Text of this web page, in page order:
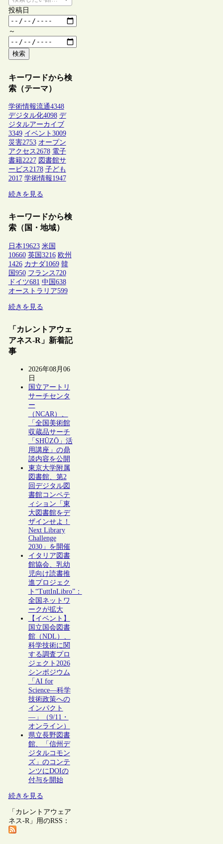
投稿日
～
検索
キーワードから検
索（テーマ）
学術情報流通4348
デジタル化4098 デ
ジタルアーカイブ
3349 イベント 3009
災害2753 オープン
アクセス2678 電子
書籍2227 図書館サ
ービス2178 子ども
2017 学術情報1947
続きを見る
キーワードから検
索（国・地域）
日本19623 米国
10660 英国 3216 欧州
1426 カナダ1069 韓
国 950 フランス 720
ドイツ681 中国 638
オーストラリア599
続きを見る
「カレントアウェ
アネス-R」新着記
事
2026年08月06
日
国立アートリ
サーチセンタ
ー
（NCAR）、
「全国美術館
収蔵品サーチ
「SHŪZŌ」活
用講座」の鼎
談内容を公開
東京大学附属
図書館、第2
回デジタル図
書館コンペテ
ィション「東
大図書館をデ
ザインせよ！
Next Library
Challenge
2030」を開催
イタリア図書
館協会、乳幼
児向け読書推
進プロジェク
ト“TuttInLibro”：
全国ネットワ
ークが拡大
【イベント】
国立国会図書
館（NDL）、
科学技術に関
する調査プロ
ジェクト2026
シンポジウム
「AI for
Science―科学
技術政策への
インパクト
―」（9/11・
オンライン）
県立長野図書
館、「信州デ
ジタルコモン
ズ」のコンテ
ンツにDOIの
付与を開始
続きを見る
「カレントアウェア
ネス-R」用のRSS：